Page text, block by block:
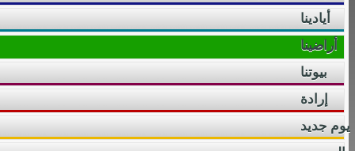
أيادينا
أراضينا
بيوتنا
إرادة
يوم جديد